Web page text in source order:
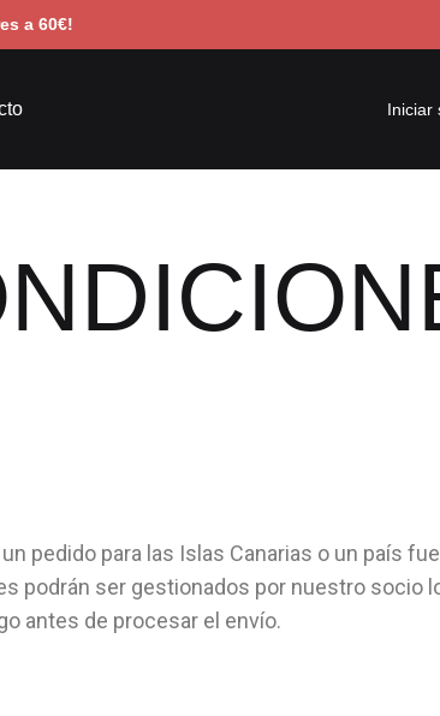
a 60€!
Iniciar
pedido para las Islas Canarias o un país
podrán ser gestionados por nuestro socio
antes de procesar el envío.